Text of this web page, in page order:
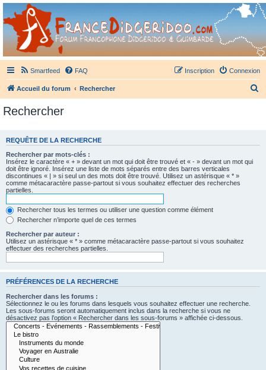
France Didgeridoo
Didgeridoo et Guimbarde sur France Didgeridoo - retrouvez la communauté.
Smartfeed FAQ Connexion
Inscription
Accueil du forum Rechercher
e
Rechercher
REQUÊTE DE LA RECHERCHE
Rechercher par mots-clés :
Insérez le caractère « + » devant un mot qui doit être trouvé et « - » devant un mot qui
doit être ignoré. Insérez une liste de mots séparés entre des barres verticales
discontinues « | » si seul un des mots doit être trouvé. Utilisez un astérisque « * »
comme métacaractère passe-partout si vous souhaitez effectuer des recherches
partielles.
Rechercher tous les termes ou utiliser une question comme élément
Rechercher n’importe quel de ces termes
Rechercher par auteur :
Utilisez un astérisque « * » comme métacaractère passe-partout si vous souhaitez
effectuer des recherches partielles.
PRÉFÉRENCES DE LA RECHERCHE
Rechercher dans les forums :
Sélectionnez le ou les forums dans lesquels vous souhaitez effectuer une recherche.
Les sous-forums seront automatiquement inclus dans la recherche si vous ne
désactivez pas l’option « Rechercher dans les sous-forums » affichée ci-dessous.